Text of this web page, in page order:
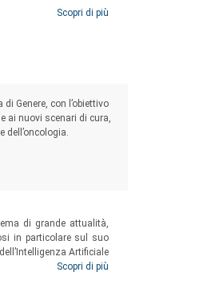
Scopri di più
Genere, con l’obiettivo
ai nuovi scenari di cura,
dell’oncologia.
di grande attualità,
in particolare sul suo
Artificiale
offerte dalla
Scopri di più